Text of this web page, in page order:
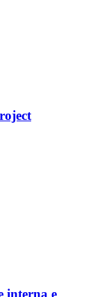
interna e